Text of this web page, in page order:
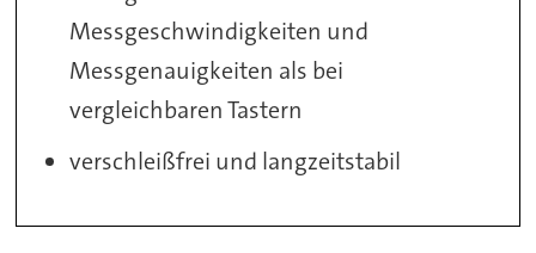
Messgeschwindigkeiten und
Messgenauigkeiten als bei
vergleichbaren Tastern
verschleißfrei und langzeitstabil